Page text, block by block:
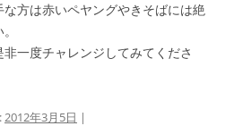
方は赤いペヤングやきそばには絶
一度チャレンジしてみてくださ
2012年3月5日 |